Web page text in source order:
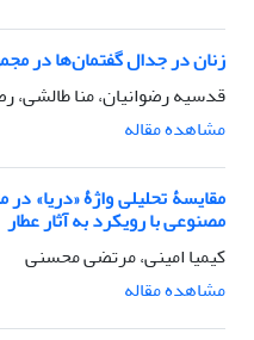
زنان در جدال گفتمان‌ها در
قدسیه رضوانیان، منا طالشی،
مشاهده مقاله
مقایسۀ تحلیلی واژۀ «دریا»
مصنوعی با رویکرد به آثار عطار
کیمیا امینی، مرتضی محسنی
مشاهده مقاله